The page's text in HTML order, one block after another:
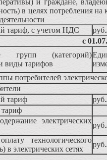
и граждане,
в целях потребления
тариф, с учетом НДС
с
групп (категорий)
виды тарифов
потребителей
тариф
электрических
технологического
в электрических сетях